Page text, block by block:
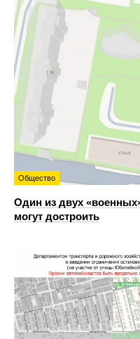
Общество
Один из двух
могут достроить